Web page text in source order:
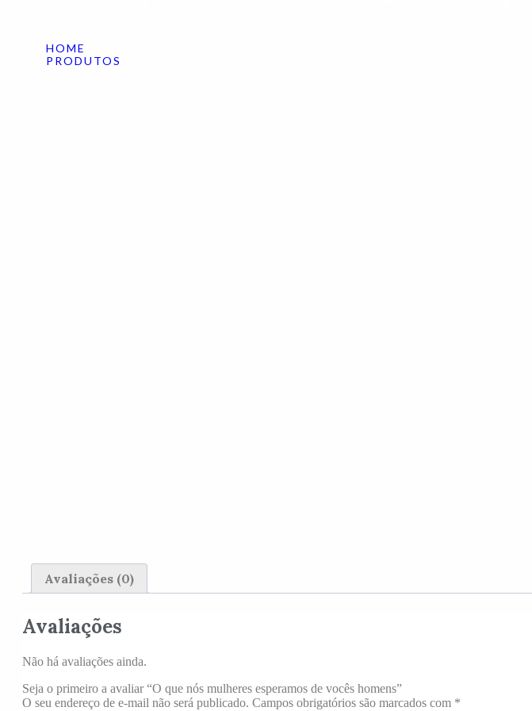
HOME
PRODUTOS
Avaliações (0)
Avaliações
Não há avaliações ainda.
Seja o primeiro a avaliar “O que nós mulheres esperamos de vocês homens”
O seu endereço de e-mail não será publicado. Campos obrigatórios são marcados com *